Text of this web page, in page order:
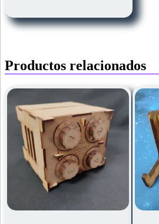
Productos relacionados